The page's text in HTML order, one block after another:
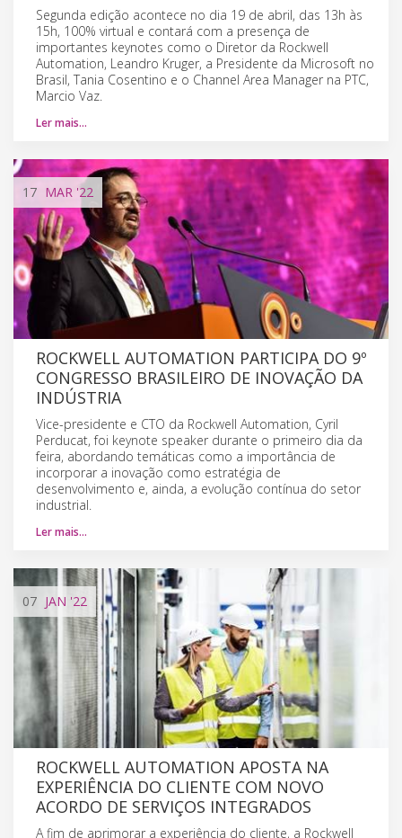
Segunda edição acontece no dia 19 de abril, das 13h às
15h, 100% virtual e contará com a presença de
importantes keynotes como o Diretor da Rockwell
Automation, Leandro Kruger, a Presidente da Microsoft no
Brasil, Tania Cosentino e o Channel Area Manager na PTC,
Marcio Vaz.
Ler mais…
17 MAR '22
ROCKWELL AUTOMATION PARTICIPA DO 9º
CONGRESSO BRASILEIRO DE INOVAÇÃO DA
INDÚSTRIA
Vice-presidente e CTO da Rockwell Automation, Cyril
Perducat, foi keynote speaker durante o primeiro dia da
feira, abordando temáticas como a importância de
incorporar a inovação como estratégia de
desenvolvimento e, ainda, a evolução contínua do setor
industrial.
Ler mais…
07 JAN '22
ROCKWELL AUTOMATION APOSTA NA
EXPERIÊNCIA DO CLIENTE COM NOVO
ACORDO DE SERVIÇOS INTEGRADOS
A fim de aprimorar a experiência do cliente, a Rockwell